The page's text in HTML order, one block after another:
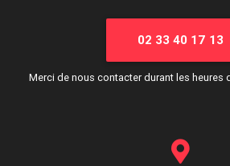
02 33 40 17 13
Merci de nous contacter durant les heures